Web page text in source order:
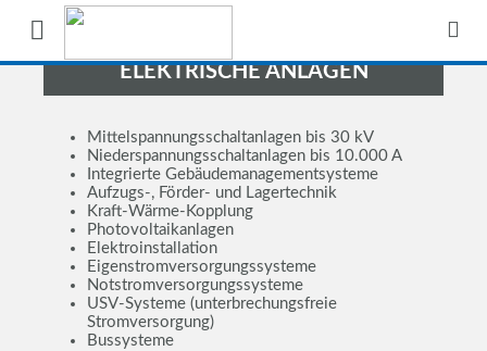
ELEKTRISCHE ANLAGEN
Mittelspannungsschaltanlagen bis 30 kV
Niederspannungsschaltanlagen bis 10.000 A
Integrierte Gebäudemanagementsysteme
Aufzugs-, Förder- und Lagertechnik
Kraft-Wärme-Kopplung
Photovoltaikanlagen
Elektroinstallation
Eigenstromversorgungssysteme
Notstromversorgungssysteme
USV-Systeme (unterbrechungsfreie
Stromversorgung)
Bussysteme